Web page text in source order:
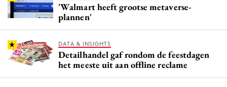
'Walmart heeft grootse metaverse-
plannen'
DATA & INSIGHTS
Detailhandel gaf rondom de feestdagen
het meeste uit aan offline reclame